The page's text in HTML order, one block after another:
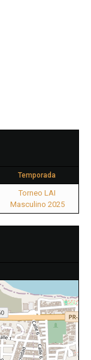
Temporada
Torneo LAI
Masculino 2025